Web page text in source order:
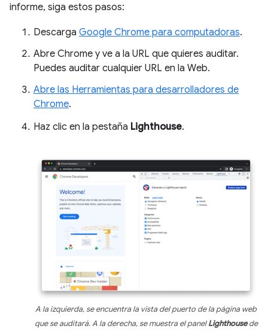
informe, siga estos pasos:
Descarga Google Chrome para computadoras.
Abre Chrome y ve a la URL que quieres auditar.
Puedes auditar cualquier URL en la Web.
Abre las Herramientas para desarrolladores de
Chrome.
Haz clic en la pestaña Lighthouse.
A la izquierda, se encuentra la vista del puerto de la página web
que se auditará. A la derecha, se muestra el panelLighthousede